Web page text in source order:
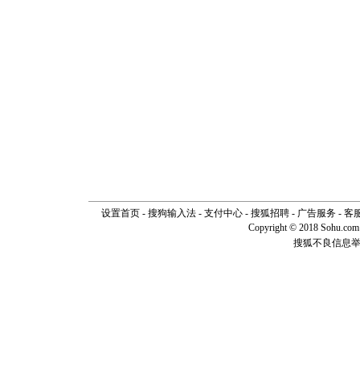
设置首页- 搜狗输入法- 支付中心- 搜狐招聘- 广告服务- 客
Copyright © 2018
搜狐不良信息